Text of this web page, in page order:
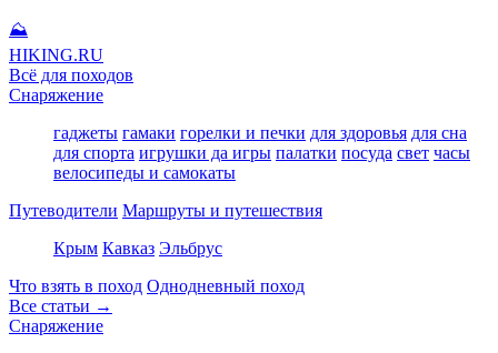
⛰
HIKING.RU
Всё для походов
Снаряжение
гаджеты гамаки горелки и печки для здоровья для сна
для спорта игрушки да игры палатки посуда свет часы
велосипеды и самокаты
Путеводители Маршруты и путешествия
Крым Кавказ Эльбрус
Что взять в поход Однодневный поход
Все статьи →
Снаряжение